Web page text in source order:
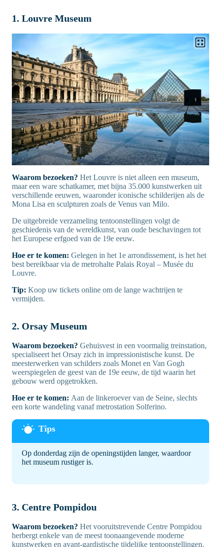
1. Louvre Museum
Waarom bezoeken? Het Louvre is niet alleen een museum,
maar een ware schatkamer, met bijna 35.000 kunstwerken uit
verschillende eeuwen, waaronder iconische schilderijen als de
Mona Lisa en sculpturen zoals de Venus van Milo.
De uitgebreide verzameling tentoonstellingen volgt de
geschiedenis van de wereldkunst, van oude beschavingen tot
het Europese erfgoed van de 19e eeuw.
Hoe er te komen: Gelegen in het 1e arrondissement, is het het
best bereikbaar via de metrohalte Palais Royal – Musée du
Louvre.
Tip: Koop uw tickets online om de lange wachtrijen te
vermijden.
2. Orsay Museum
Waarom bezoeken? Gehuisvest in een voormalig treinstation,
specialiseert het Orsay zich in impressionistische kunst. De
meesterwerken van schilders zoals Monet en Van Gogh
weerspiegelen de geest van de 19e eeuw, de tijd waarin het
gebouw werd opgetrokken.
Hoe er te komen: Aan de linkeroever van de Seine, slechts
een korte wandeling vanaf metrostation Solferino.
Op donderdag zijn de openingstijden langer, waardoor
het museum rustiger is.
3. Centre Pompidou
Waarom bezoeken? Het vooruitstrevende Centre Pompidou
herbergt enkele van de meest toonaangevende moderne
kunstwerken en avant-gardistische tijdelijke tentoonstellingen.